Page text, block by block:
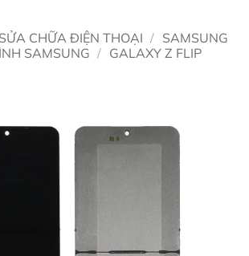
SỬA CHỮA ĐIỆN THOẠI / SAMSUNG
SAMSUNG / GALAXY Z FLIP